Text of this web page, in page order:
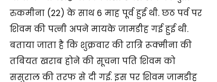
रुकमीना (22) के साथ 6 माह पूर्व हुई थी. छठ पर्व पर
शिवम की पत्नी अपने मायके जामडीह गई हुई थी.
बताया जाता है कि शुक्रवार की रात्रि रूक्मीना की
तबियत खराब होने की सूचना पति शिवम को
ससुराल की तरफ से दी गई. इस पर शिवम जामडीह